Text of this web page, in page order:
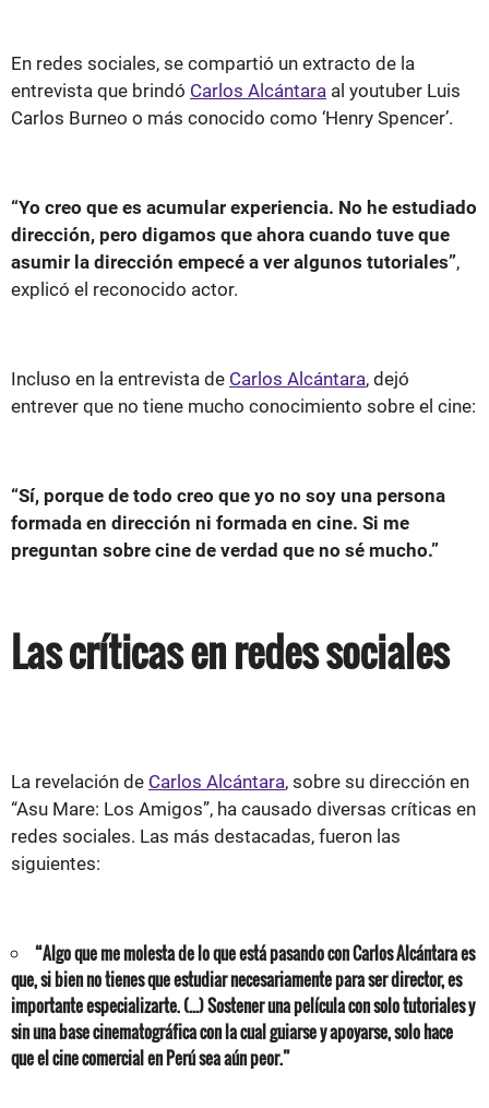
En redes sociales, se compartió un extracto de la
entrevista que brindó Carlos Alcántara al youtuber Luis
Carlos Burneo o más conocido como ‘Henry Spencer’.
“Yo creo que es acumular experiencia. No he estudiado
dirección, pero digamos que ahora cuando tuve que
asumir la dirección empecé a ver algunos tutoriales”,
explicó el reconocido actor.
Incluso en la entrevista de Carlos Alcántara, dejó
entrever que no tiene mucho conocimiento sobre el cine:
“Sí, porque de todo creo que yo no soy una persona
formada en dirección ni formada en cine. Si me
preguntan sobre cine de verdad que no sé mucho.”
Las críticas en redes sociales
La revelación de Carlos Alcántara, sobre su dirección en
“Asu Mare: Los Amigos”, ha causado diversas críticas en
redes sociales. Las más destacadas, fueron las
siguientes:
“Algo que me molesta de lo que está pasando con Carlos Alcántara es
que, si bien no tienes que estudiar necesariamente para ser director, es
importante especializarte. (...) Sostener una película con solo tutoriales y
sin una base cinematográfica con la cual guiarse y apoyarse, solo hace
que el cine comercial en Perú sea aún peor.”